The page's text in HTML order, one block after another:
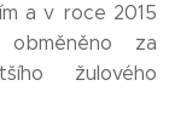
a v roce 2015
za
žulového